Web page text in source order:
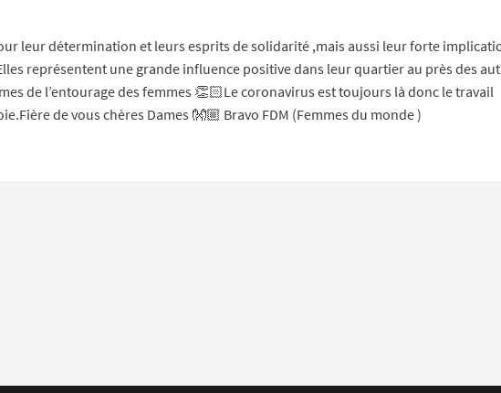
leur détermination et leurs esprits de solidarité ,mais aussi leur forte
représentent une grande influence positive dans leur quartier au près des
de l’entourage des femmes 👏🏻Le coronavirus est toujours là donc le travail
de vous chères Dames 👐🏼 Bravo FDM (Femmes du monde )